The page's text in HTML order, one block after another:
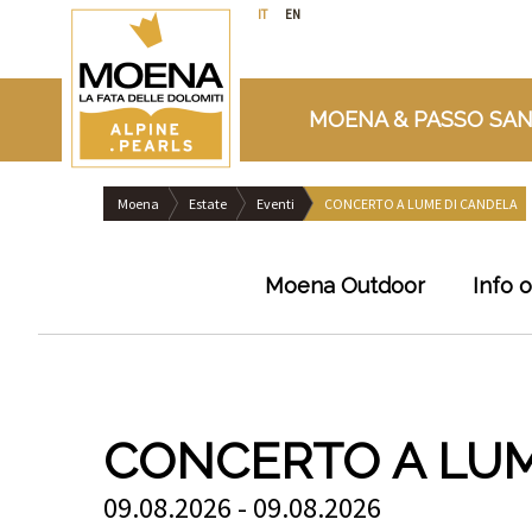
IT EN
MOENA & PASSO
Moena Estate Eventi CONCERTO A LUME DI CANDELA
Moena Outdoor Info
CONCERTO A
09.08.2026 - 09.08.2026